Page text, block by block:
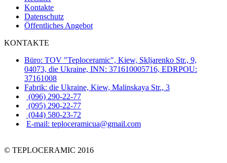
Kontakte
Datenschutz
Öffentliches Angebot
KONTAKTE
Büro: TOV "Teploceramic", Kiew, Skljarenko Str., 9,
04073, die Ukraine, INN: 371610005716, EDRPOU:
37161008
Fabrik: die Ukraine, Kiew, Malinskaya Str., 3
(096) 290-22-77
(095) 290-22-77
(044) 580-23-72
E-mail: teploceramicua@gmail.com
© TEPLOCERAMIC 2016